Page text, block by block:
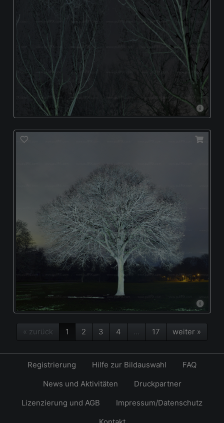
« zurück 1 2 3 4 … 17 weiter »
Registrierung Hilfe zur Bildauswahl
FAQ
News und Aktivitäten
Druckpartner
Lizenzierung und AGB
Impressum/Datenschutz